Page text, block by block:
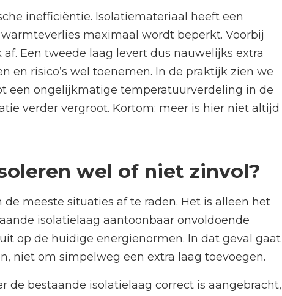
inefficiëntie. Isolatiemateriaal heeft een
maximaal wordt beperkt. Voorbij
Een tweede laag levert dus nauwelijks extra
en risico’s wel toenemen. In de praktijk zien we
een ongelijkmatige temperatuurverdeling in de
verder vergroot. Kortom: meer is hier niet altijd
wel of niet zinvol?
meeste situaties af te raden. Het is alleen het
isolatielaag aantoonbaar onvoldoende
op de huidige energienormen. In dat geval gaat
niet om simpelweg een extra laag toevoegen.
de bestaande isolatielaag correct is aangebracht,